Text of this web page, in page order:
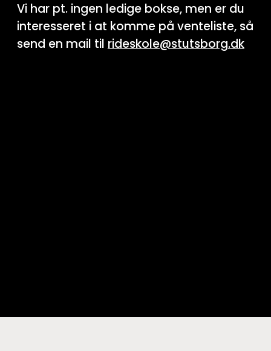
Vi har pt. ingen ledige bokse, men er du
interesseret i at komme på venteliste, så
send en mail til rideskole@stutsborg.dk